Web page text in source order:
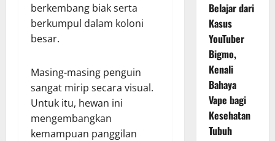
berkembang biak serta
berkumpul dalam koloni
besar.
Masing-masing penguin
sangat mirip secara visual.
Untuk itu, hewan ini
mengembangkan
kemampuan panggilan
Belajar dari
Kasus
YouTuber
Bigmo,
Kenali
Bahaya
Vape bagi
Kesehatan
Tubuh